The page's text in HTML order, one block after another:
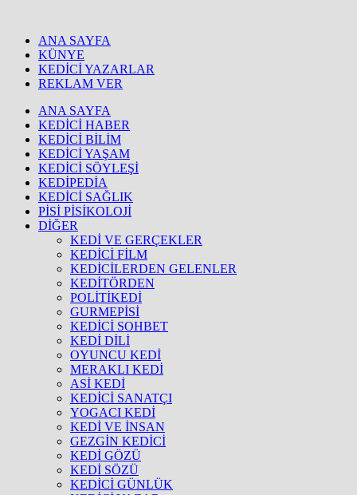
ANA SAYFA
KÜNYE
KEDİCİ YAZARLAR
REKLAM VER
ANA SAYFA
KEDİCİ HABER
KEDİCİ BİLİM
KEDİCİ YAŞAM
KEDİCİ SÖYLEŞİ
KEDİPEDİA
KEDİCİ SAĞLIK
PİSİ PİSİKOLOJİ
DİĞER
KEDİ VE GERÇEKLER
KEDİCİ FİLM
KEDİCİLERDEN GELENLER
KEDİTÖRDEN
POLİTİKEDİ
GURMEPİSİ
KEDİCİ SOHBET
KEDİ DİLİ
OYUNCU KEDİ
MERAKLI KEDİ
ASİ KEDİ
KEDİCİ SANATÇI
YOGACI KEDİ
KEDİ VE İNSAN
GEZGİN KEDİCİ
KEDİ GÖZÜ
KEDİ SÖZÜ
KEDİCİ GÜNLÜK